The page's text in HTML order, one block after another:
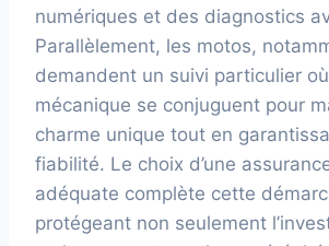
numériques et des diagnostics
Parallèlement, les motos,
demandent un suivi particulier
mécanique se conjuguent pour
charme unique tout en
fiabilité. Le choix d’une
adéquate complète cette
protégeant non seulement